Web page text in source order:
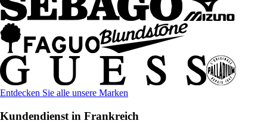
Entdecken Sie alle unsere Marken
Kundendienst in Frankreich